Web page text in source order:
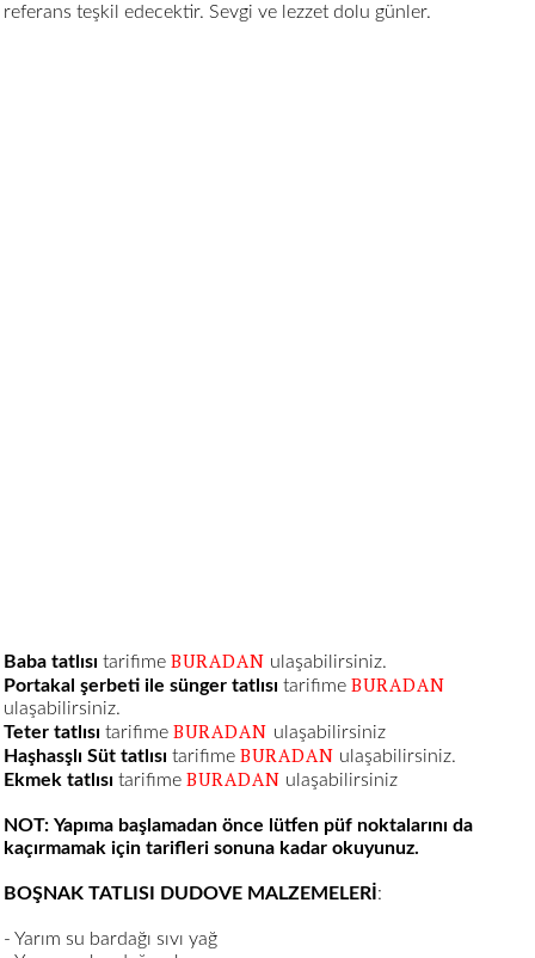
referans teşkil edecektir. Sevgi ve lezzet dolu günler.
Baba tatlısı tarifime BURADAN ulaşabilirsiniz.
Portakal şerbeti ile sünger tatlısı tarifime BURADAN
ulaşabilirsiniz.
Teter tatlısı tarifime BURADAN ulaşabilirsiniz
Haşhasşlı Süt tatlısı tarifime BURADAN ulaşabilirsiniz.
Ekmek tatlısı tarifime BURADAN ulaşabilirsiniz
NOT: Yapıma başlamadan önce lütfen püf noktalarını da
kaçırmamak için tarifleri sonuna kadar okuyunuz.
BOŞNAK TATLISI DUDOVE MALZEMELERİ :
- Yarım su bardağı sıvı yağ